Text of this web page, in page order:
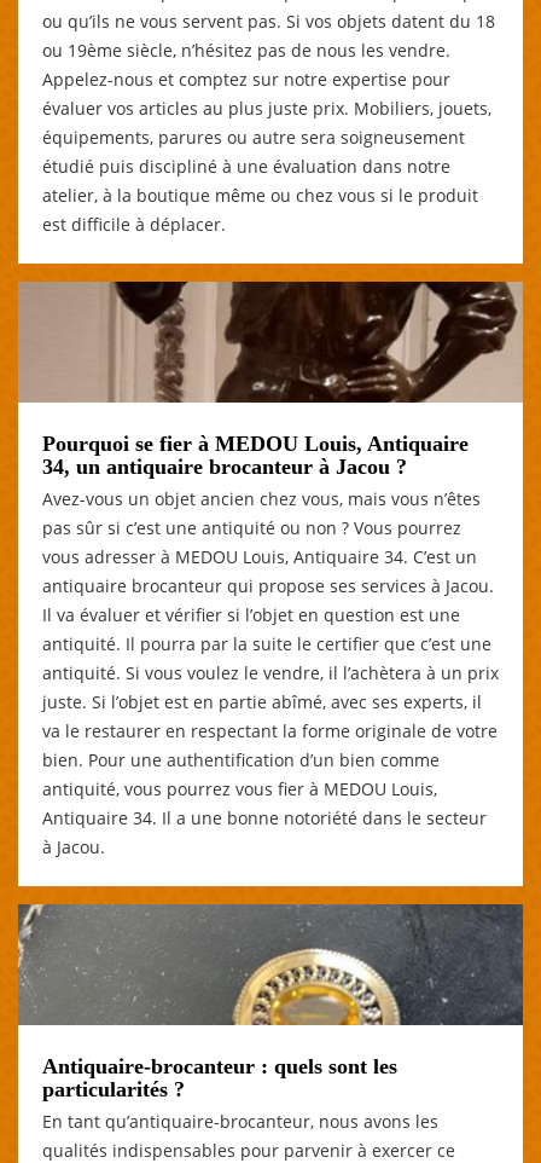
ou qu’ils ne vous servent pas. Si vos objets datent du 18
ou 19ème siècle, n’hésitez pas de nous les vendre.
Appelez-nous et comptez sur notre expertise pour
évaluer vos articles au plus juste prix. Mobiliers, jouets,
équipements, parures ou autre sera soigneusement
étudié puis discipliné à une évaluation dans notre
atelier, à la boutique même ou chez vous si le produit
est difficile à déplacer.
Pourquoi se fier à MEDOU Louis, Antiquaire
34, un antiquaire brocanteur à Jacou ?
Avez-vous un objet ancien chez vous, mais vous n’êtes
pas sûr si c’est une antiquité ou non ? Vous pourrez
vous adresser à MEDOU Louis, Antiquaire 34. C’est un
antiquaire brocanteur qui propose ses services à Jacou.
Il va évaluer et vérifier si l’objet en question est une
antiquité. Il pourra par la suite le certifier que c’est une
antiquité. Si vous voulez le vendre, il l’achètera à un prix
juste. Si l’objet est en partie abîmé, avec ses experts, il
va le restaurer en respectant la forme originale de votre
bien. Pour une authentification d’un bien comme
antiquité, vous pourrez vous fier à MEDOU Louis,
Antiquaire 34. Il a une bonne notoriété dans le secteur
à Jacou.
Antiquaire-brocanteur : quels sont les
particularités ?
En tant qu’antiquaire-brocanteur, nous avons les
qualités indispensables pour parvenir à exercer ce